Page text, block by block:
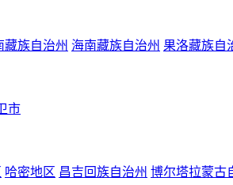
藏族自治州 海南藏族自治州 果洛藏族自
市
哈密地区 昌吉回族自治州 博尔塔拉蒙古